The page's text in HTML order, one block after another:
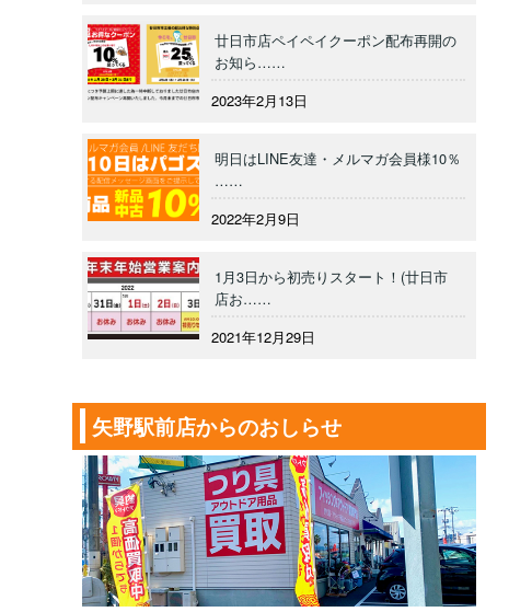
廿日市店ペイペイクーポン配布再開の
お知ら……
2023年2月13日
明日はLINE友達・メルマガ会員様10％
……
2022年2月9日
1月3日から初売りスタート！(廿日市
店お……
2021年12月29日
矢野駅前店からのおしらせ